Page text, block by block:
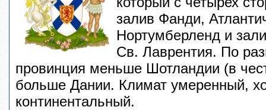
залив Фанди,
Нортумберленд и
Св. Лаврентия. По
провинция меньше Шотландии (в
больше Дании. Климат умеренный,
континентальный.